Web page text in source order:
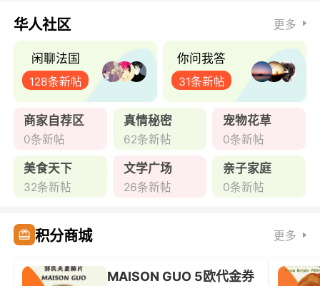
华人社区 更多
闲聊法国
128条新帖
你问我答
31条新帖
商家自荐区
0条新帖
真情秘密
62条新帖
宠物花草
0条新帖
美食天下
32条新帖
文学广场
26条新帖
亲子家庭
0条新帖
积分商城 更多
MAISON GUO 5欧代金券